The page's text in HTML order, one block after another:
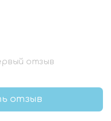
отзыв
отзыв